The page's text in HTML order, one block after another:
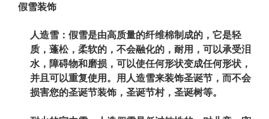
假雪装饰
人造雪：假雪是由高质量的纤维棉制成的，它是轻
质，蓬松，柔软的，不会融化的，耐用，可以承受泪
水，障碍物和磨损，可以使任何形状变成任何形状，
并且可以重复使用。用人造雪来装饰圣诞节，而不会
损害您的圣诞节装饰，圣诞节村，圣诞树等。